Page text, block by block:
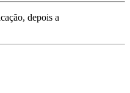
depois a